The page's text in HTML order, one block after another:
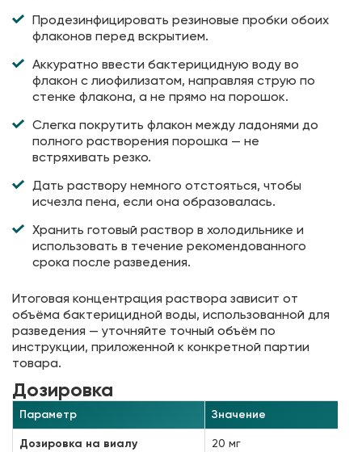
Продезинфицировать резиновые пробки обоих
флаконов перед вскрытием.
Аккуратно ввести бактерицидную воду во
флакон с лиофилизатом, направляя струю по
стенке флакона, а не прямо на порошок.
Слегка покрутить флакон между ладонями до
полного растворения порошка — не
встряхивать резко.
Дать раствору немного отстояться, чтобы
исчезла пена, если она образовалась.
Хранить готовый раствор в холодильнике и
использовать в течение рекомендованного
срока после разведения.
Итоговая концентрация раствора зависит от
объёма бактерицидной воды, использованной для
разведения — уточняйте точный объём по
инструкции, приложенной к конкретной партии
товара.
Дозировка
Параметр Значение
Дозировка на виалу 20 мг